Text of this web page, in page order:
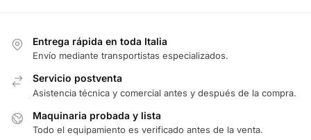
Entrega rápida en toda Italia
Envío mediante transportistas especializados.
Servicio postventa
Asistencia técnica y comercial antes y después de la compra.
Maquinaria probada y lista
Todo el equipamiento es verificado antes de la venta.